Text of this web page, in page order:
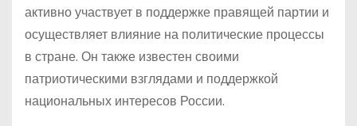
активно участвует в поддержке правящей партии и
осуществляет влияние на политические процессы
в стране. Он также известен своими
патриотическими взглядами и поддержкой
национальных интересов России.